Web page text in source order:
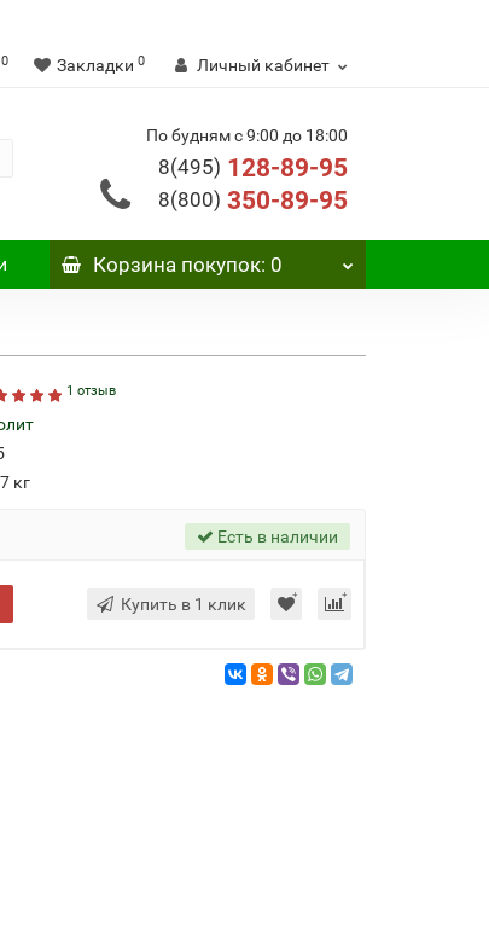
0 Закладки 0 Личный кабинет
По будням с 9:00 до 18:00
8(495) 128-89-95
8(800) 350-89-95
Корзинапокупок: 0
1 отзыв
кг
Есть в наличии
Купить в 1 клик